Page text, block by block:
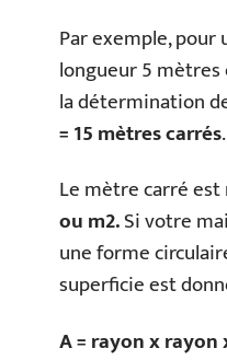
Par exemple, pour
longueur 5
la détermination
= 15 mètres carrés.
Le mètre carré
ou m2.Si votre
une forme
superficie est
A = rayon x rayon